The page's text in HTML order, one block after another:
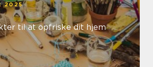
2025
til at opfriske dit hjem